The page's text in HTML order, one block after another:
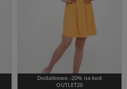
Dodatkowo -20% na kod
OUTLET20